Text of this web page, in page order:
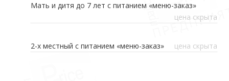
Мать и дитя до 7 лет с питанием «меню-заказ»
цена скрыта
2-х местный с питанием «меню-заказ» цена скрыта